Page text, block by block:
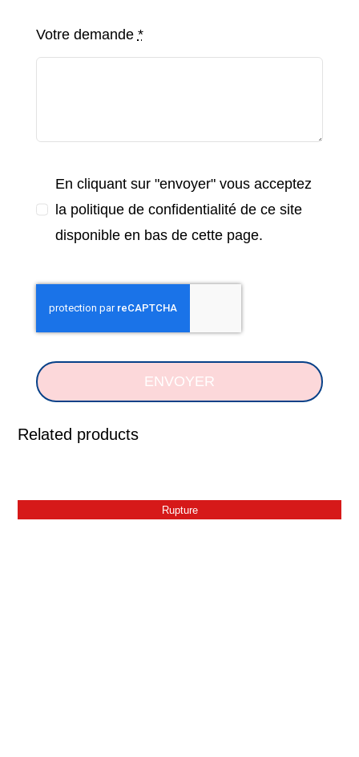
Votre demande *
En cliquant sur "envoyer" vous acceptez
la politique de confidentialité de ce site
disponible en bas de cette page.
ENVOYER
Related products
Rupture